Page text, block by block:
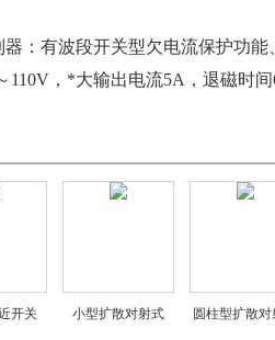
：有波段开关型欠电流保护功
110V，*大输出电流5A，退磁时
开关 小型扩散对射式 圆柱型扩散对